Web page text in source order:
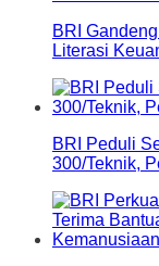
BRI
Literasi
BRI Peduli
300/Teknik,